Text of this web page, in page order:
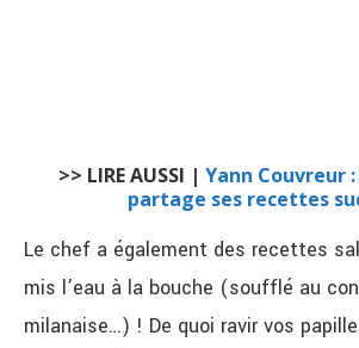
>> LIRE AUSSI | Yann Couvreur
partage ses recettes
Le chef a également des recettes
mis l’eau à la bouche (soufflé au
milanaise…) ! De quoi ravir vos